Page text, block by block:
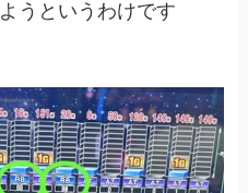
うというわけです